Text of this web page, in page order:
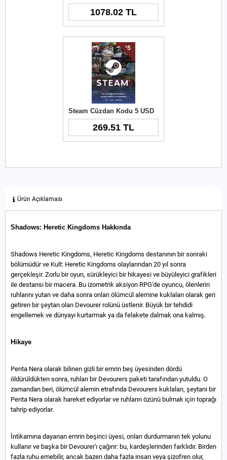
1078.02 TL
Steam Cüzdan Kodu 5 USD
269.51 TL
Ürün Açıklaması
Shadows: Heretic Kingdoms Hakkında
Shadows Heretic Kingdoms, Heretic Kingdoms destanının bir sonraki
bölümüdür ve Kult: Heretic Kingdoms olaylarından 20 yıl sonra
gerçekleşir. Zorlu bir oyun, sürükleyici bir hikayesi ve büyüleyici grafikleri
ile destansı bir macera. Bu izometrik aksiyon RPG'de oyuncu, ölenlerin
ruhlarını yutan ve daha sonra onları ölümcül alemine kuklaları olarak geri
getiren bir şeytan olan Devourer rolünü üstlenir. Büyük bir tehdidi
engellemek ve dünyayı kurtarmak ya da felakete dalmak ona kalmış.
Hikaye
Penta Nera olarak bilinen gizli bir emrin beş üyesinden dördü
öldürüldükten sonra, ruhları bir Devourers paketi tarafından yutuldu. O
zamandan beri, ölümcül alemin etrafında Devourers kuklaları, şeytani bir
Penta Nera olarak hareket ediyorlar ve ruhların özünü bulmak için toprağı
tahrip ediyorlar.
İntikamına dayanan emrin beşinci üyesi, onları durdurmanın tek yolunu
kullanır ve başka bir Devourer'ı çağırır: bu, kardeşlerinden farklıdır. Birden
fazla ruhu emebilir, ancak bazen daha fazla insan veya şizofren olur,